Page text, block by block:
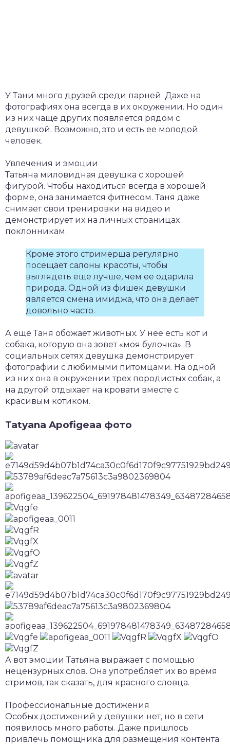
У Тани много друзей среди парней. Даже на
фотографиях она всегда в их окружении. Но один
из них чаще других появляется рядом с
девушкой. Возможно, это и есть ее молодой
человек.
Увлечения и эмоции
Татьяна миловидная девушка с хорошей
фигурой. Чтобы находиться всегда в хорошей
форме, она занимается фитнесом. Таня даже
снимает свои тренировки на видео и
демонстрирует их на личных страницах
поклонникам.
Кроме этого стримерша регулярно
посещает салоны красоты, чтобы
выглядеть еще лучше, чем ее одарила
природа. Одной из фишек девушки
является смена имиджа, что она делает
довольно часто.
А еще Таня обожает животных. У нее есть кот и
собака, которую она зовет «моя булочка». В
социальных сетях девушка демонстрирует
фотографии с любимыми питомцами. На одной
из них она в окружении трех породистых собак, а
на другой отдыхает на кровати вместе с
красивым котиком.
Tatyana Apofigeaa фото
А вот эмоции Татьяна выражает с помощью
нецензурных слов. Она употребляет их во время
стримов, так сказать, для красного словца.
Профессиональные достижения
Особых достижений у девушки нет, но в сети
появилось много работы. Даже пришлось
привлечь помощника для размещения контента